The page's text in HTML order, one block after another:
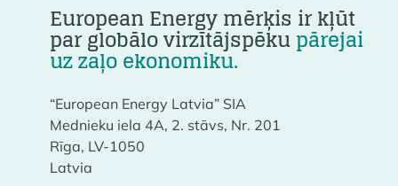
European Energy mērķis ir kļūt
par globālo virzītājspēkupārejai
uz zaļo ekonomiku.
“European Energy Latvia” SIA
Mednieku iela 4A, 2. stāvs, Nr. 201
Rīga, LV-1050
Latvia